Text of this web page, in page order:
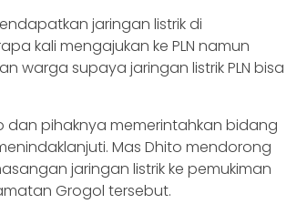
jaringan listrik di
kali mengajukan ke PLN namun
warga supaya jaringan listrik PLN bisa
dan pihaknya memerintahkan bidang
Mas Dhito mendorong
jaringan listrik ke pemukiman
Grogol tersebut.